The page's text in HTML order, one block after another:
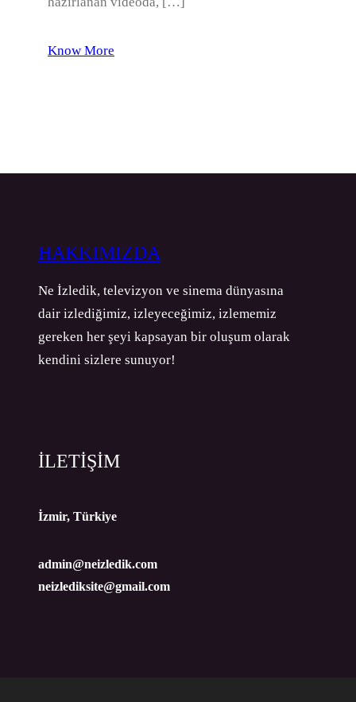
Know More
HAKKIMIZDA
Ne İzledik, televizyon ve sinema dünyasına
dair izlediğimiz, izleyeceğimiz, izlememiz
gereken her şeyi kapsayan bir oluşum olarak
kendini sizlere sunuyor!
İLETİŞİM
İzmir, Türkiye
admin@neizledik.com
neizlediksite@gmail.com